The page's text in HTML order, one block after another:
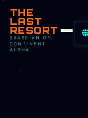
THE
LAST
RESORT
GUARDIAN OF
CONTINENT
ALPHA